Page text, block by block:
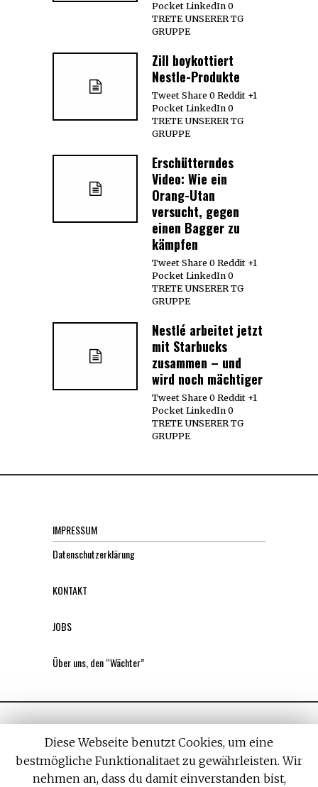
Pocket LinkedIn 0
TRETE UNSERER TG
GRUPPE
Zill boykottiert
Nestle-Produkte
Tweet Share 0 Reddit +1
Pocket LinkedIn 0
TRETE UNSERER TG
GRUPPE
Erschütterndes
Video: Wie ein
Orang-Utan
versucht, gegen
einen Bagger zu
kämpfen
Tweet Share 0 Reddit +1
Pocket LinkedIn 0
TRETE UNSERER TG
GRUPPE
Nestlé arbeitet jetzt
mit Starbucks
zusammen – und
wird noch mächtiger
Tweet Share 0 Reddit +1
Pocket LinkedIn 0
TRETE UNSERER TG
GRUPPE
IMPRESSUM
Datenschutzerklärung
KONTAKT
JOBS
Über uns, den “Wächter”
Diese Webseite benutzt Cookies, um eine
bestmögliche Funktionalitaet zu gewährleisten. Wir
nehmen an, dass du damit einverstanden bist,